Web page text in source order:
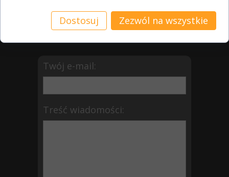
Albertów 64
k / Częstochowy 42-165 Lipie
Twój e-mail:
Treść wiadomości:
Dostosuj Zezwól na wszystkie